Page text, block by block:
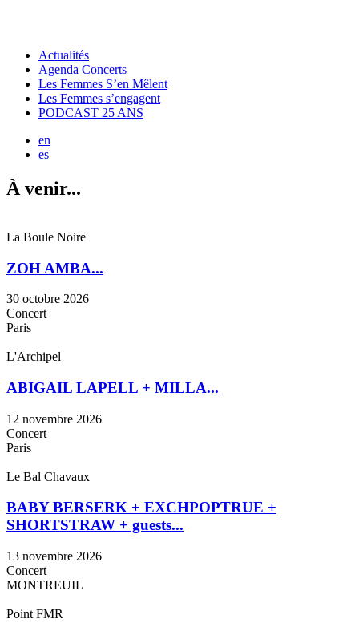
Actualités
Agenda Concerts
Les Femmes S’en Mêlent
Les Femmes s’engagent
PODCAST 25 ANS
en
es
À venir...
La Boule Noire
ZOH AMBA...
30 octobre 2026
Concert
Paris
L'Archipel
ABIGAIL LAPELL + MILLA...
12 novembre 2026
Concert
Paris
Le Bal Chavaux
BABY BERSERK + EXCHPOPTRUE +
SHORTSTRAW + guests...
13 novembre 2026
Concert
MONTREUIL
Point FMR